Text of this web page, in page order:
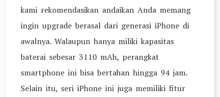
kami rekomendasikan andaikan Anda memang
ingin upgrade berasal dari generasi iPhone di
awalnya. Walaupun hanya miliki kapasitas
baterai sebesar 3110 mAh, perangkat
smartphone ini bisa bertahan hingga 94 jam.
Selain itu, seri iPhone ini juga memiliki fitur